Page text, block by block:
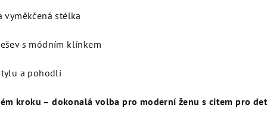
vyměkčená stélka
s módním klínkem
a pohodlí
kroku – dokonalá volba pro moderní ženu s citem pro